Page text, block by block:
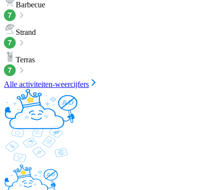
Barbecue
Strand
Terras
Alle activiteiten-weercijfers